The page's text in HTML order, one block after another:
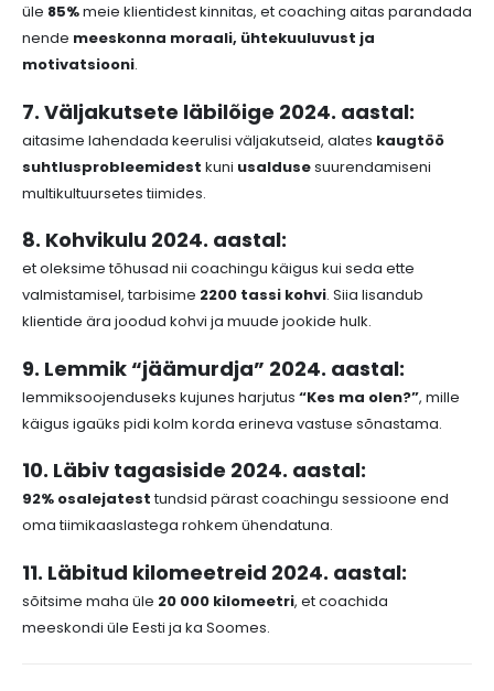
üle 85%meie klientidest kinnitas, et coaching aitas parandada
nende meeskonna moraali, ühtekuuluvust ja
motivatsiooni.
7. Väljakutsete läbilõige 2024. aastal:
aitasime lahendada keerulisi väljakutseid, alates kaugtöö
suhtlusprobleemidest kuni usaldusesuurendamiseni
multikultuursetes tiimides.
8. Kohvikulu 2024. aastal:
et oleksime tõhusad nii coachingu käigus kui seda ette
valmistamisel, tarbisime 2200 tassi kohvi. Siia lisandub
klientide ära joodud kohvi ja muude jookide hulk.
9. Lemmik “jäämurdja” 2024. aastal:
lemmiksoojenduseks kujunes harjutus “Kes ma olen?”, mille
käigus igaüks pidi kolm korda erineva vastuse sõnastama.
10. Läbiv tagasiside 2024. aastal:
92% osalejatesttundsid pärast coachingu sessioone end
oma tiimikaaslastega rohkem ühendatuna.
11. Läbitud kilomeetreid 2024. aastal:
sõitsime maha üle 20 000 kilomeetri, et coachida
meeskondi üle Eesti ja ka Soomes.